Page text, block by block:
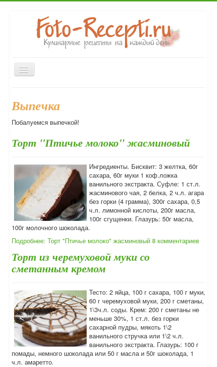
Включить/
выключить
Десерты
Выпечка
Форум
Выпечка
Побалуемся выпечкой!
Торт "Птичье молоко" жасминовый
Ингредиенты. Бисквит: 3 желтка, 60г
сахара, 60г муки 1 коф.ложка
ванильного экстракта. Суфле: 1 ст.л.
жасминового чая, 2 белка, 2 ч.л. агара
без горки (4 грамма), 300г сахара, 0,5
ч.л. лимонной кислоты, 200г масла,
100г сгущенки. Глазурь: 50г масла,
100г молочного шоколада.
Подробнее: Торт "Птичье молоко" жасминовый 8 комментариев
Торт из черемуховой муки со
сметанным кремом
Тесто: 2 яйца, 100 г сахара, 100 г муки,
60 г черемуховой муки, 200 г сметаны,
1\3ч.л. соды. Крем: 200 г сметаны не
меньше 30%, 1 ст.л. без горки
сахарной пудры, мякоть 1\2
ванильного стручка или 1\2 ч.л.
ванильного экстракта. Глазурь: 100 г
помады, немного шоколада или 50 г масла и 50г шоколада, 1
ч.л. амаретто.